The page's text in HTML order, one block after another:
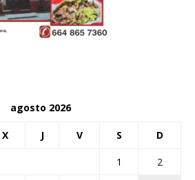
agosto 2026
X J V S D
1
2